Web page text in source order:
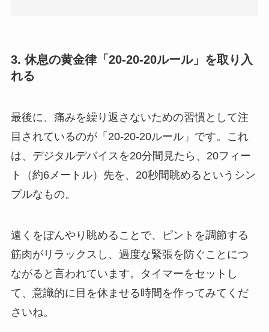
3. 休息の黄金律「20-20-20ルール」を取り入
れる
最後に、痛みを繰り返さないための習慣として注
目されているのが「20-20-20ルール」です。これ
は、デジタルデバイスを20分間見たら、20フィー
ト（約6メートル）先を、20秒間眺めるというシン
プルなもの。
遠くをぼんやり眺めることで、ピントを調節する
筋肉がリラックスし、過度な緊張を防ぐことにつ
ながると言われています。タイマーをセットし
て、意識的に目を休ませる時間を作ってみてくだ
さいね。